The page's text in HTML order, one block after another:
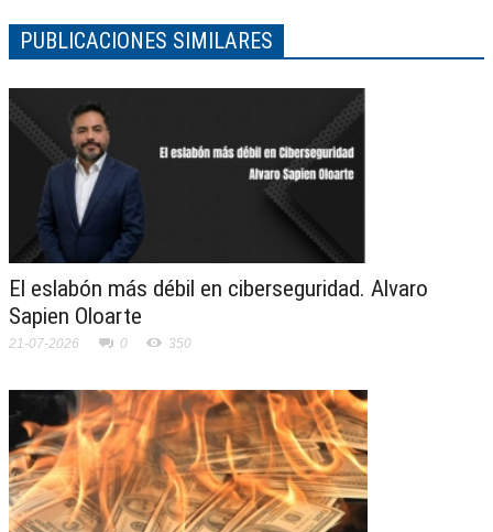
PUBLICACIONES SIMILARES
El eslabón más débil en ciberseguridad. Alvaro
Sapien Oloarte
21-07-2026 0 350